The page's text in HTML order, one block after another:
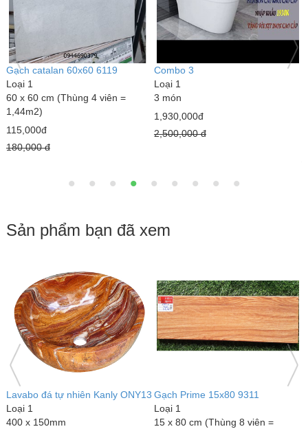
Gạch catalan 60x60 6119
Loại 1
60 x 60 cm (Thùng 4 viên =
1,44m2)
115,000đ
180,000 đ
Combo 3
Loại 1
3 món
1,930,000đ
2,500,000 đ
Sản phẩm bạn đã xem
Lavabo đá tự nhiên Kanly ONY13
Loại 1
400 x 150mm
Gạch Prime 15x80 9311
Loại 1
15 x 80 cm (Thùng 8 viên =